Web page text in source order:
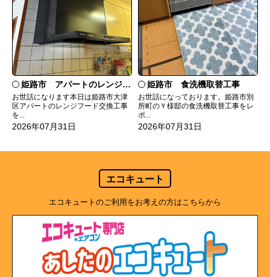
姫路市 アパートのレンジフード交換
お世話になります本日は姫路市大津
区アパートのレンジフード交換工事
を...
2026年07月31日
姫路市 食洗機取替工事
お世話になっております。姫路市別
所町のＹ様邸の食洗機取替工事をレ
ポ...
2026年07月31日
エコキュート
エコキュートのご利用をお考えの方はこちらから